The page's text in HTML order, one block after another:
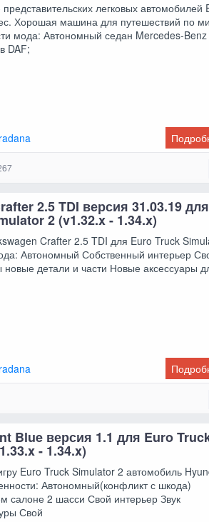
легковых автомобилей
Хорошая машина для путешествий по
мода: Автономный седан Mercedes-Benz
DAF;
2.5 TDI версия 31.03.19 для
2 (v1.32.x - 1.34.x)
Crafter 2.5 TDI для Euro Truck
Автономный Собственный интерьер
новые детали и части Новые аксессуары
Blue версия 1.1 для Euro
- 1.34.x)
Euro Truck Simulator 2 автомобиль
Автономный(конфликт с шкода)
салоне 2 шасси Свой интерьер Звук
Свой